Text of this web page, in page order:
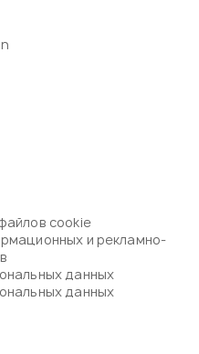
cookie
и рекламно-
данных
данных